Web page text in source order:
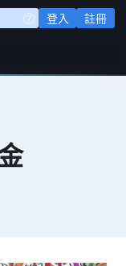
登入 註冊